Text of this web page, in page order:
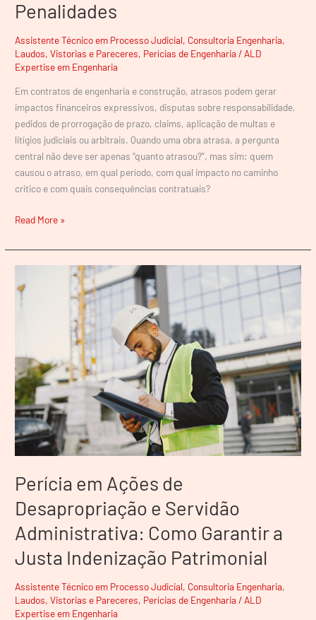
Penalidades
Assistente Técnico em Processo Judicial, Consultoria Engenharia,
Laudos, Vistorias e Pareceres, Perícias de Engenharia / ALD
Expertise em Engenharia
Em contratos de engenharia e construção, atrasos podem gerar
impactos financeiros expressivos, disputas sobre responsabilidade,
pedidos de prorrogação de prazo, claims, aplicação de multas e
litígios judiciais ou arbitrais. Quando uma obra atrasa, a pergunta
central não deve ser apenas “quanto atrasou?”, mas sim: quem
causou o atraso, em qual período, com qual impacto no caminho
crítico e com quais consequências contratuais?
Read More »
Perícia em Ações de
Desapropriação e Servidão
Administrativa: Como Garantir a
Justa Indenização Patrimonial
Assistente Técnico em Processo Judicial, Consultoria Engenharia,
Laudos, Vistorias e Pareceres, Perícias de Engenharia / ALD
Expertise em Engenharia
em
Desapropriação
e
Servidão
Administrativa:
Como
Garantir
a
Justa
Patrimonial